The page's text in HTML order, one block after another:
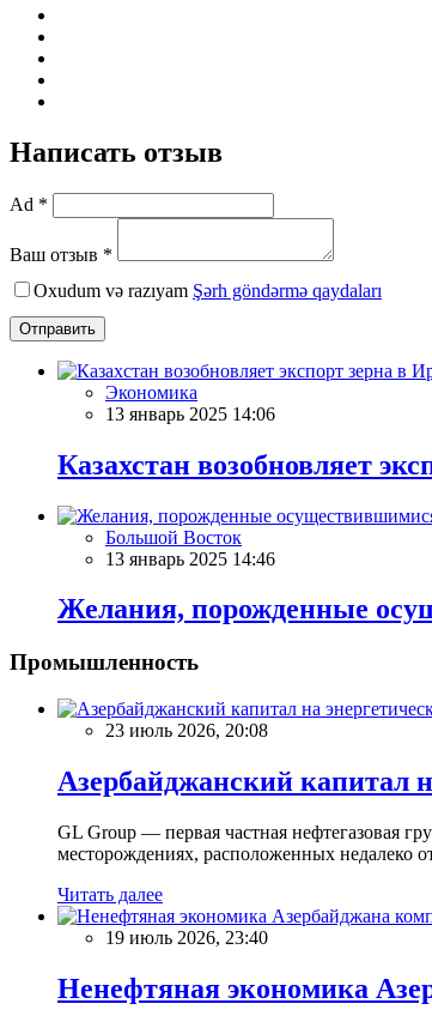
Написать отзыв
Ad *
Ваш отзыв *
Oxudum və razıyam Şərh göndərmə qaydaları
Отправить
Экономика
13 январь 2025 14:06
Казахстан возобновляет
Большой Восток
13 январь 2025 14:46
Желания, порожденные
Промышленность
23 июль 2026, 20:08
Азербайджанский капитал
GL Group — первая частная нефтегазовая
месторождениях, расположенных недалеко
Читать далее
19 июль 2026, 23:40
Ненефтяная экономика